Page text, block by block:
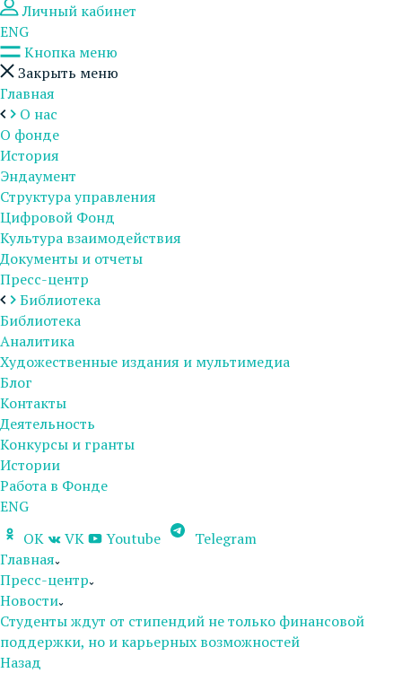
Личный кабинет
ENG
Кнопка меню
Закрыть меню
Главная
О нас
О фонде
История
Эндаумент
Структура управления
Цифровой Фонд
Культура взаимодействия
Документы и отчеты
Пресс-центр
Библиотека
Библиотека
Аналитика
Художественные издания и мультимедиа
Блог
Контакты
Деятельность
Конкурсы и гранты
Истории
Работа в Фонде
ENG
OK
VK Youtube
Telegram
Главная
Пресс-центр
Новости
Студенты ждут от стипендий не только финансовой
поддержки, но и карьерных возможностей
Назад